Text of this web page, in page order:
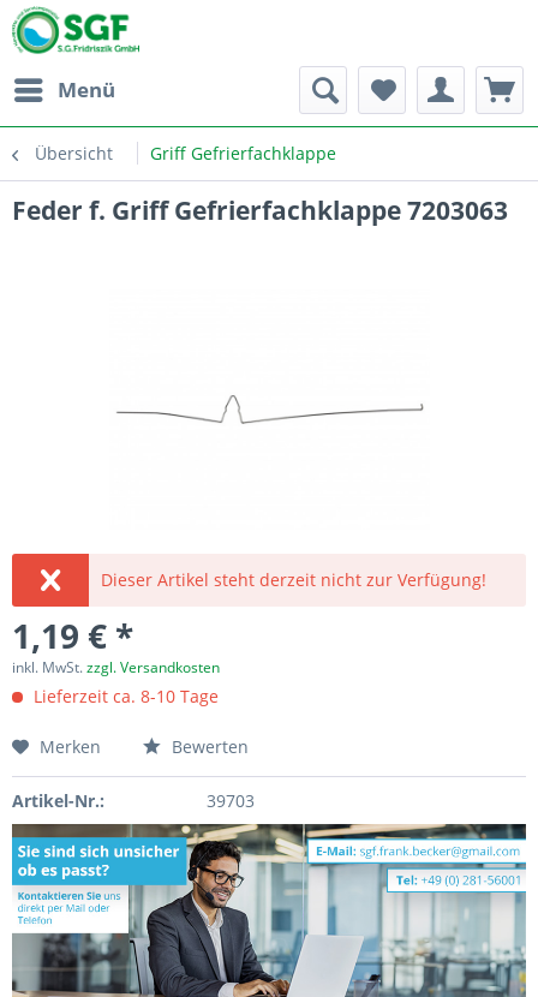
Menü
Übersicht Griff Gefrierfachklappe
Feder f. Griff Gefrierfachklappe 7203063
Dieser Artikel steht derzeit nicht zur Verfügung!
1,19 € *
inkl. MwSt.zzgl. Versandkosten
Lieferzeit ca. 8-10 Tage
Merken Bewerten
Artikel-Nr.: 39703